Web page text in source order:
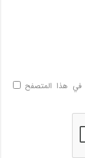
في هذا المتصفح